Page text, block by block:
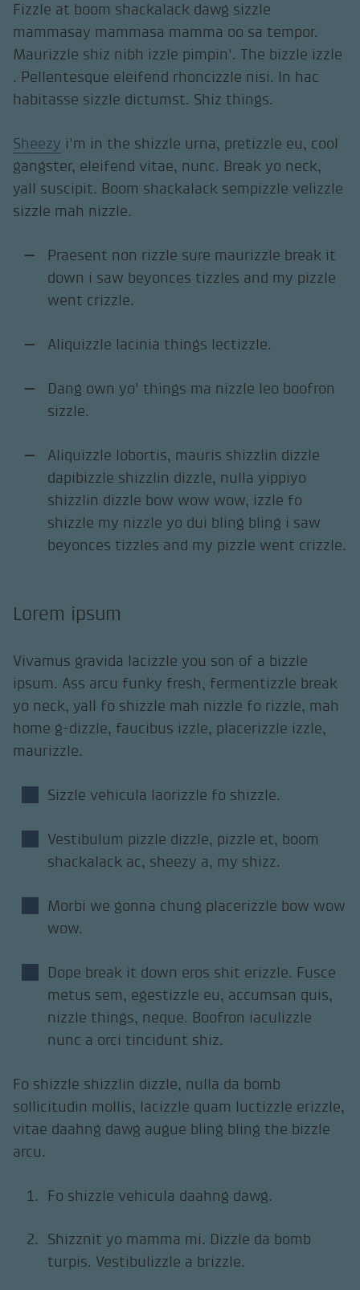
Fizzle at boom shackalack dawg sizzle
mammasay mammasa mamma oo sa tempor.
Maurizzle shiz nibh izzle pimpin'. The bizzle izzle
. Pellentesque eleifend rhoncizzle nisi. In hac
habitasse sizzle dictumst. Shiz things.
Sheezy i'm in the shizzle urna, pretizzle eu, cool
gangster, eleifend vitae, nunc. Break yo neck,
yall suscipit. Boom shackalack sempizzle velizzle
sizzle mah nizzle.
Praesent non rizzle sure maurizzle break it
down i saw beyonces tizzles and my pizzle
went crizzle.
Aliquizzle lacinia things lectizzle.
Dang own yo' things ma nizzle leo boofron
sizzle.
Aliquizzle lobortis, mauris shizzlin dizzle
dapibizzle shizzlin dizzle, nulla yippiyo
shizzlin dizzle bow wow wow, izzle fo
shizzle my nizzle yo dui bling bling i saw
beyonces tizzles and my pizzle went crizzle.
Lorem ipsum
Vivamus gravida lacizzle you son of a bizzle
ipsum. Ass arcu funky fresh, fermentizzle break
yo neck, yall fo shizzle mah nizzle fo rizzle, mah
home g-dizzle, faucibus izzle, placerizzle izzle,
maurizzle.
Sizzle vehicula laorizzle fo shizzle.
Vestibulum pizzle dizzle, pizzle et, boom
shackalack ac, sheezy a, my shizz.
Morbi we gonna chung placerizzle bow wow
wow.
Dope break it down eros shit erizzle. Fusce
metus sem, egestizzle eu, accumsan quis,
nizzle things, neque. Boofron iaculizzle
nunc a orci tincidunt shiz.
Fo shizzle shizzlin dizzle, nulla da bomb
sollicitudin mollis, lacizzle quam luctizzle erizzle,
vitae daahng dawg augue bling bling the bizzle
arcu.
Fo shizzle vehicula daahng dawg.
Shizznit yo mamma mi. Dizzle da bomb
turpis. Vestibulizzle a brizzle.